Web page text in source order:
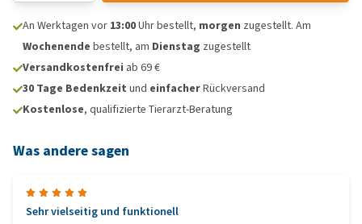
An Werktagen vor 13:00Uhr bestellt, morgen zugestellt. Am
Wochenende bestellt, am Dienstag zugestellt
Versandkostenfrei ab 69 €
30 Tage Bedenkzeit und einfacherRückversand
Kostenlose, qualifizierte Tierarzt-Beratung
Was andere sagen
Sehr vielseitig und funktionell